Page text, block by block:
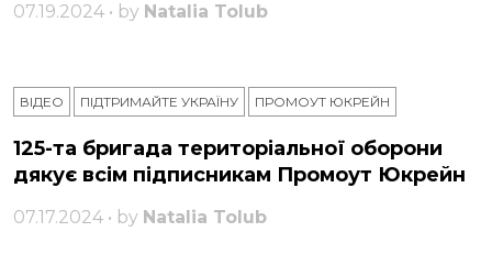
07.19.2024 • by Natalia Tolub
ВІДЕО ПІДТРИМАЙТЕ УКРАЇНУ ПРОМОУТ ЮКРЕЙН
125-та бригада територіальної оборони
дякує всім підписникам Промоут Юкрейн
07.17.2024 • by Natalia Tolub